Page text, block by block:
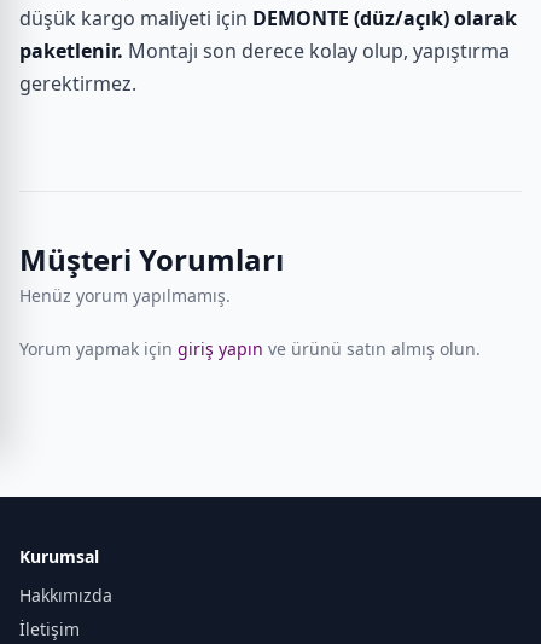
düşük kargo maliyeti için DEMONTE (düz/açık) olarak
paketlenir. Montajı son derece kolay olup, yapıştırma
gerektirmez.
Müşteri Yorumları
Henüz yorum yapılmamış.
Yorum yapmak için giriş yapın ve ürünü satın almış olun.
Kurumsal
Hakkımızda
İletişim